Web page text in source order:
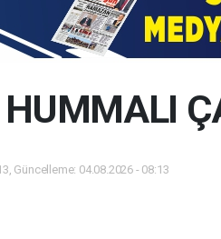
HUMMALI
Güncelleme: 04.08.2026 - 08:13